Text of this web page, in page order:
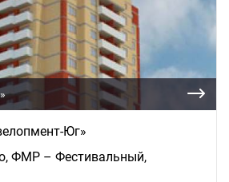
Юг»
ФМР – Фестивальный,